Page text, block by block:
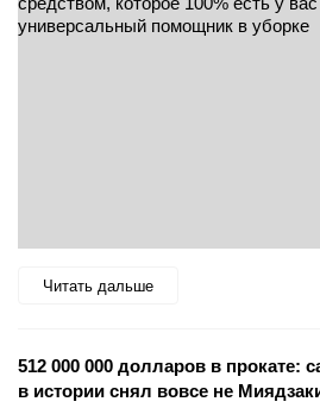
Читать дальше
512 000 000 долларов в прокате:
в истории снял вовсе не